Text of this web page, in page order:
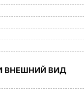
ВНЕШНИЙ ВИД